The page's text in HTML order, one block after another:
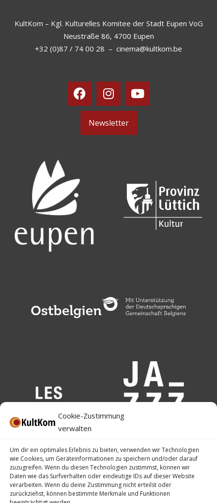
Cookie-Zustimmung
verwalten
Um dir ein optimales Erlebnis zu bieten, verwenden wir Technologien
wie Cookies, um Geräteinformationen zu speichern und/oder darauf
zuzugreifen. Wenn du diesen Technologien zustimmst, können wir
Daten wie das Surfverhalten oder eindeutige IDs auf dieser Website
verarbeiten. Wenn du deine Zustimmung nicht erteilst oder
zurückziehst, können bestimmte Merkmale und Funktionen
KultKom – Kgl. Kulturelles Komitee der Stadt Eupen VoG
Neustraße 86, 4700 Eupen
+32 (0)87 / 74 00 28 – cinema@kultkom.be
Newsletter